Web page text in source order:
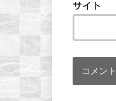
サイト